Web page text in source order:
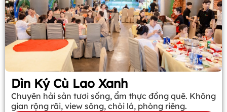
Dìn Ký Cù Lao Xanh
Chuyên hải sản tươi sống, ẩm thực đồng quê. Không
gian rộng rãi, view sông, chòi lá, phòng riêng.